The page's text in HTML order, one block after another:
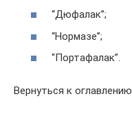
“Дюфалак”;
“Нормазе”;
“Портафалак”.
Вернуться к оглавлению